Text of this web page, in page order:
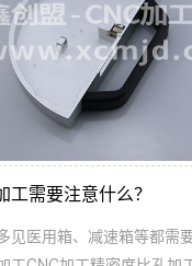
需要注意什么？
见医用箱、减速箱等都需